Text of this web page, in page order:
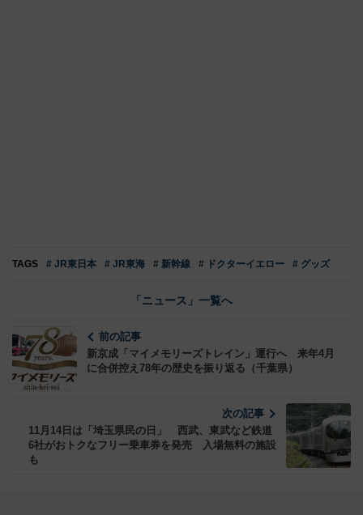
TAGS # JR東日本 # JR東海 # 新幹線 # ドクターイエロー # グッズ
「ニュース」一覧へ
前の記事
新京成「マイメモリーズトレイン」運行へ 来年4月
に合併控え78年の歴史を振り返る（千葉県）
次の記事
11月14日は「埼玉県民の日」 西武、東武など鉄道
6社がおトクなフリー乗車券を発売 入場無料の施設
も